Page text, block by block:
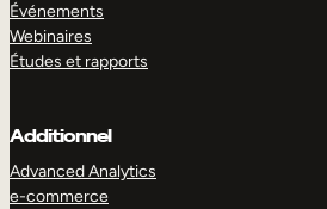
Événements
Webinaires
Études et rapports
Additionnel
Advanced Analytics
e-commerce